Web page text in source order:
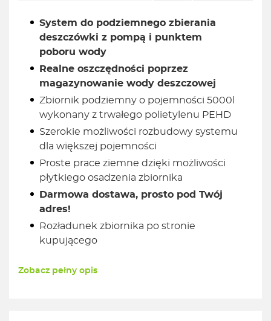
System do podziemnego zbierania
deszczówki z pompą i punktem
poboru wody
Realne oszczędności poprzez
magazynowanie wody deszczowej
Zbiornik podziemny o pojemności 5000l
wykonany z trwałego polietylenu PEHD
Szerokie możliwości rozbudowy systemu
dla większej pojemności
Proste prace ziemne dzięki możliwości
płytkiego osadzenia zbiornika
Darmowa dostawa, prosto pod Twój
adres!
Rozładunek zbiornika po stronie
kupującego
Zobacz pełny opis